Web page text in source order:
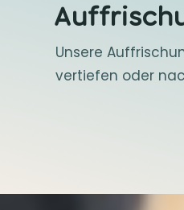
Unsere
vertiefen oder